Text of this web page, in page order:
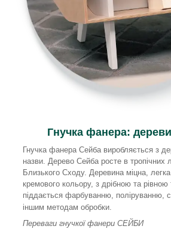
Гнучка фанера:
Гнучка фанера Сейба виробляється з
назви. Дерево Сейба росте в тропічних
Близького Сходу. Деревина міцна,
кремового кольору, з дрібною та
піддається фарбуванню, поліруванню,
іншим методам обробки.
Переваги гнучкої фанери СЕЙБИ